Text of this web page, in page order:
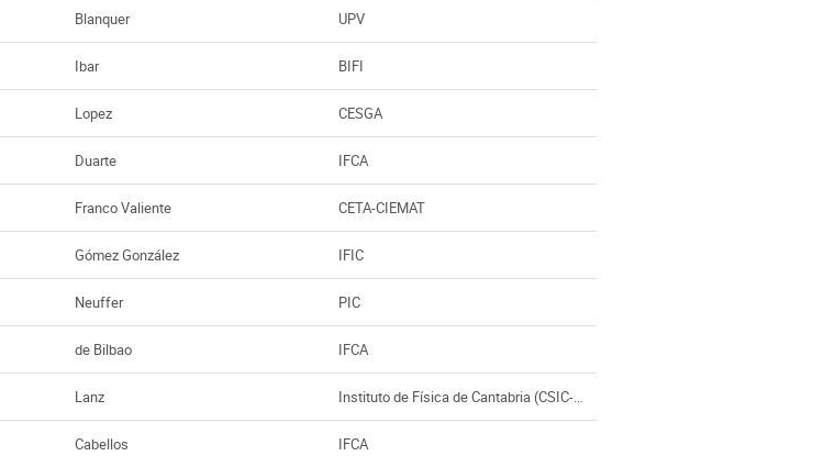
Blanquer UPV
Ibar BIFI
Lopez CESGA
Duarte IFCA
Franco Valiente CETA-CIEMAT
Gómez González IFIC
Neuffer PIC
de Bilbao IFCA
Lanz
Cabellos IFCA